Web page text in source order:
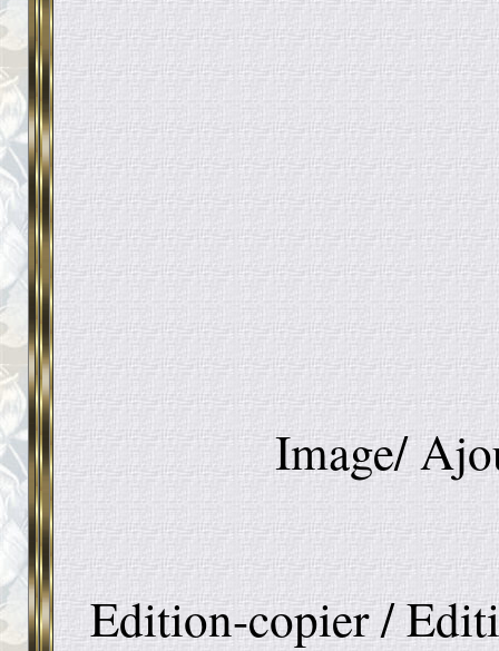
Image/
Edition-copier /